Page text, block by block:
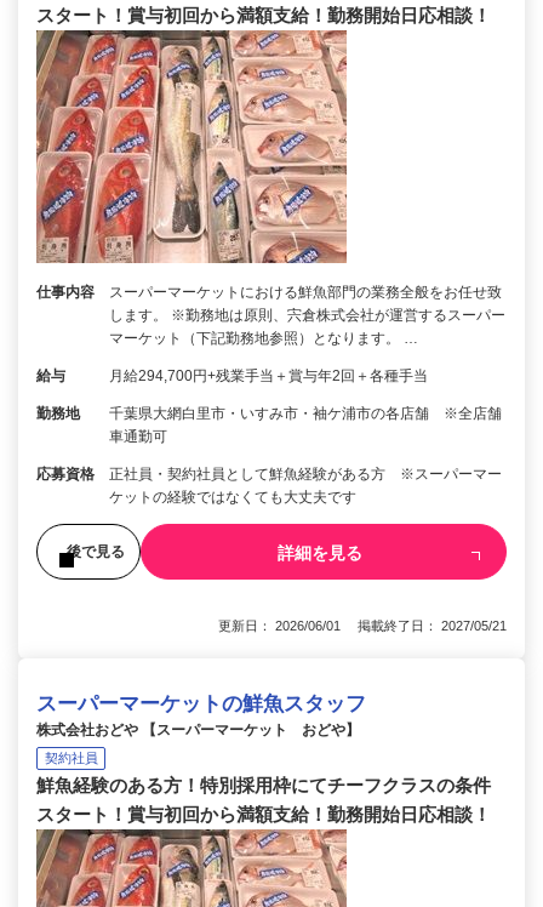
スタート！賞与初回から満額支給！勤務開始日応相談！
仕事内容
スーパーマーケットにおける鮮魚部門の業務全般をお任せ致
します。 ※勤務地は原則、宍倉株式会社が運営するスーパー
マーケット（下記勤務地参照）となります。 …
給与 月給294,700円+残業手当＋賞与年2回＋各種手当
勤務地
千葉県大網白里市・いすみ市・袖ケ浦市の各店舗 ※全店舗
車通勤可
応募資格
正社員・契約社員として鮮魚経験がある方 ※スーパーマー
ケットの経験ではなくても大丈夫です
後で見る 詳細を見る
更新日： 2026/06/01 掲載終了日： 2027/05/21
スーパーマーケットの鮮魚スタッフ
株式会社おどや 【スーパーマーケット おどや】
契約社員
鮮魚経験のある方！特別採用枠にてチーフクラスの条件
スタート！賞与初回から満額支給！勤務開始日応相談！